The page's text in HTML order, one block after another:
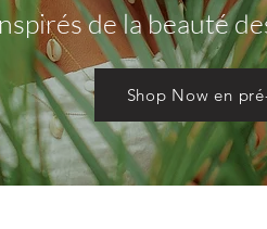
de la beauté
Shop Now en